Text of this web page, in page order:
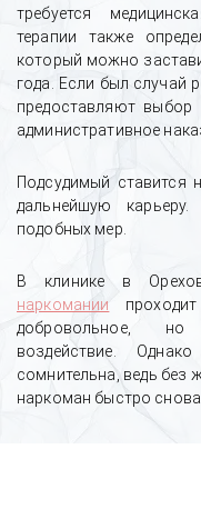
требуется
терапии также
который можно
года. Если был случай
предоставляют выбор
административное
Подсудимый ставится
дальнейшую
подобных мер.
В клинике в
наркомании
добровольное, но
воздействие.
сомнительна, ведь без
наркоман быстро снова